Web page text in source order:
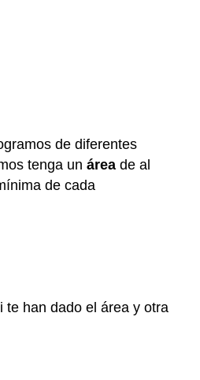
de diferentes
tenga un área de al
de cada
te han dado el área y otra